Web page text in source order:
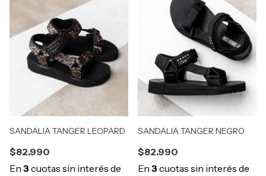
SANDALIA TANGER LEOPARD
$82.990
SANDALIA TANGER NEGRO
$82.990